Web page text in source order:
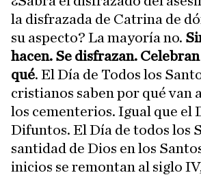
la disfrazada de Catrina de
su aspecto? La mayoría no.
hacen. Se disfrazan.
qué. El Día de Todos los
cristianos saben por qué van
los cementerios. Igual que el
Difuntos. El Día de todos los
santidad de Dios en los
inicios se remontan al siglo